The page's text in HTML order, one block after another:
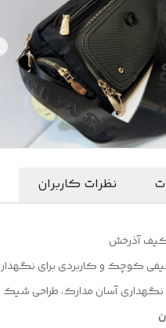
نظرات کاربران
آسان مدارک، طراحی شیک